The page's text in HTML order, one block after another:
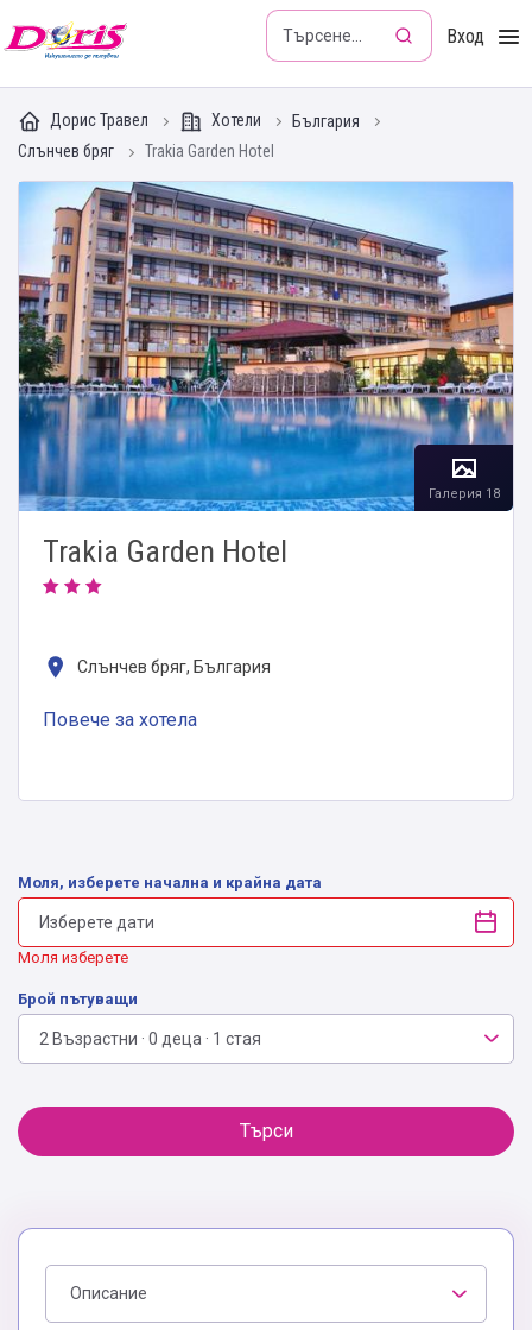
Doris - Изкушението да пътуваш Вход
Дорис Травел Хотели
България
Слънчев бряг
Trakia Garden Hotel
Trakia Garden Hotel
Слънчев бряг, България
Повече за хотела
Галерия 18
Моля, изберете начална и крайна дата
Моля изберете
Брой пътуващи
2 Възрастни · 0 деца · 1 стая
Търси
Описание